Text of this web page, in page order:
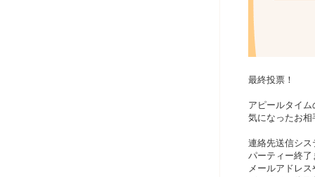
最終投票！
アピールタイ
気になったお
連絡先送信シス
パーティー終
メールアドレ